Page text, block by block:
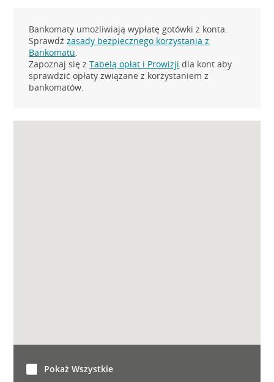
Bankomaty umożliwiają wypłatę gotówki z konta.
Sprawdźzasady bezpiecznego korzystania z
Bankomatu.
Zapoznaj się zTabelą opłat i Prowizji dla kont aby
sprawdzić opłaty związane z korzystaniem z
bankomatów.
Pokaż Wszystkie